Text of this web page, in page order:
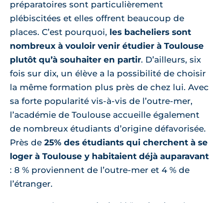
préparatoires sont particulièrement
plébiscitées et elles offrent beaucoup de
places. C’est pourquoi, les bacheliers sont
nombreux à vouloir venir étudier à Toulouse
plutôt qu’à souhaiter en partir. D’ailleurs, six
fois sur dix, un élève a la possibilité de choisir
la même formation plus près de chez lui. Avec
sa forte popularité vis-à-vis de l’outre-mer,
l’académie de Toulouse accueille également
de nombreux étudiants d’origine défavorisée.
Près de 25% des étudiants qui cherchent à se
loger à Toulouse y habitaient déjà auparavant
: 8 % proviennent de l’outre-mer et 4 % de
l’étranger.